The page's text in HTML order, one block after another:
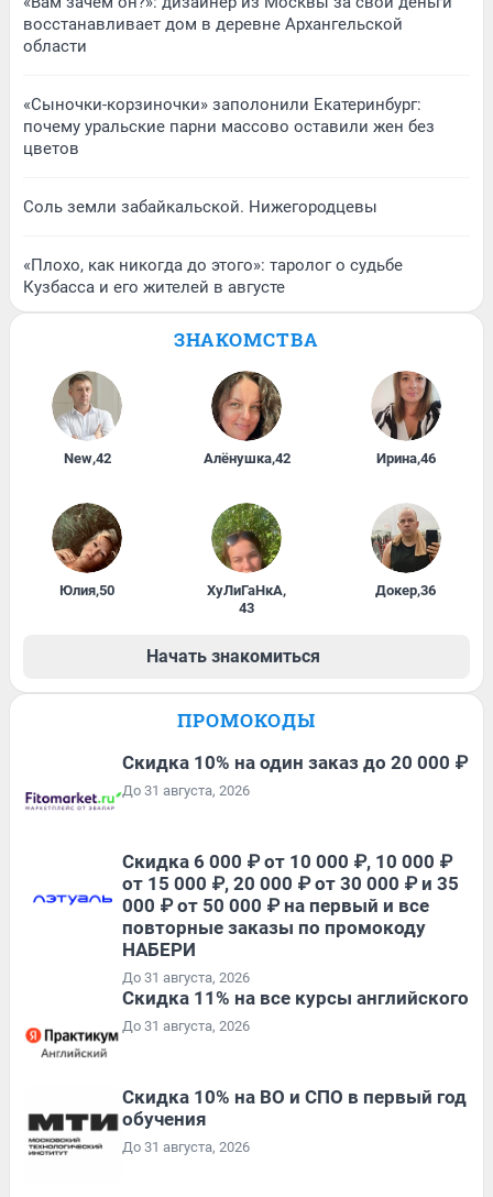
восстанавливает дом в деревне Архангельской
области
«Сыночки-корзиночки» заполонили Екатеринбург:
почему уральские парни массово оставили жен без
цветов
Соль земли забайкальской. Нижегородцевы
«Плохо, как никогда до этого»: таролог о судьбе
Кузбасса и его жителей в августе
ЗНАКОМСТВА
New,42 Алёнушка,42 Ирина,46
Юлия,50 ХуЛиГаНкА,
43
Докер,36
Начать знакомиться
ПРОМОКОДЫ
Скидка 10% на один заказ до 20 000 ₽
До 31 августа, 2026
Скидка 6 000 ₽ от 10 000 ₽, 10 000 ₽
от 15 000 ₽, 20 000 ₽ от 30 000 ₽ и 35
000 ₽ от 50 000 ₽ на первый и все
повторные заказы по промокоду
НАБЕРИ
До 31 августа, 2026
Скидка 11% на все курсы английского
До 31 августа, 2026
Скидка 10% на ВО и СПО в первый год
обучения
До 31 августа, 2026